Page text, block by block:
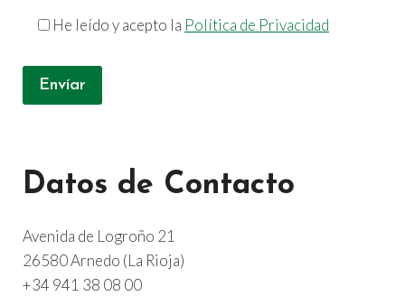
He leído y acepto la Política de Privacidad
Datos de Contacto
Avenida de Logroño 21
26580 Arnedo (La Rioja)
+34 941 38 08 00